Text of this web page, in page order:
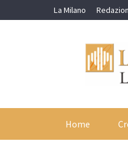
to
La Milano
Home